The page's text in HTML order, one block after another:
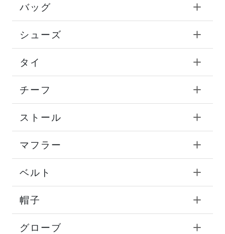
バッグ
シューズ
タイ
チーフ
ストール
マフラー
ベルト
帽子
グローブ